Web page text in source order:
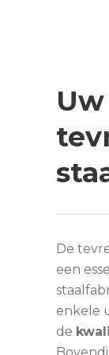
Uw
De
een
enkele
de